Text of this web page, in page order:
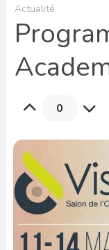
Actualité
0